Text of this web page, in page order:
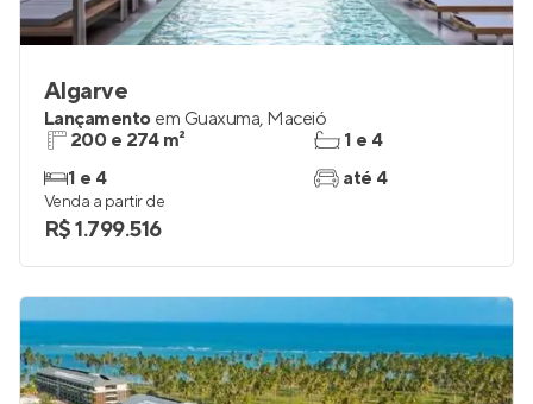
Algarve
Lançamento em Guaxuma, Maceió
200 e 274 m²
1 e 4
1 e 4
até 4
Venda a partir de
R$ 1.799.516